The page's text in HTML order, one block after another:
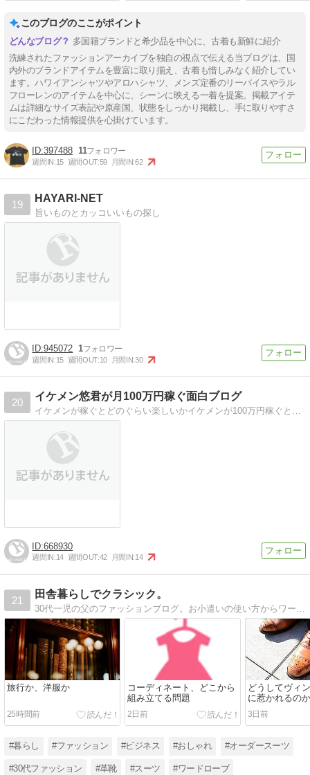
このブログのここがポイント
多国籍ブランドと希少品を中心に、古着も新鮮に紹介
洗練されたファッションアーカイブを独自の視点で伝える当ブログは、国
内外のブランドアイテムを豊富に取り揃え、古着も惜しみなく紹介してい
ます。ハワイアンシャツやアロハシャツ、メンズ定番のリーバイスやラル
フローレンのアイテムを中心に、シーンに映える一着を提案。掲載アイテ
ムは詳細なサイズ表記や原産国、状態をしっかり掲載し、手に取りやすさ
にこだわった情報提供を心掛けています。
397488 11
週間IN:15 週間OUT:59 月間IN:62
19
HAYARI-NET
旨いものとカッコいいもの探し
945072 1
週間IN:15 週間OUT:10 月間IN:30
20
イケメン悠君が月100万円稼ぐ面白ブログ
668930
週間IN:14 週間OUT:42 月間IN:14
21
田舎暮らしでクラシック。
旅行か、洋服か
25時間前
コーディネート、どこから
組み立てる問題
2日前
どうしてヴィ
に惹かれるのか
3日前
#暮らし #ファッション #ビジネス #おしゃれ #オーダースーツ
#30代ファッション #革靴 #スーツ #ワードローブ